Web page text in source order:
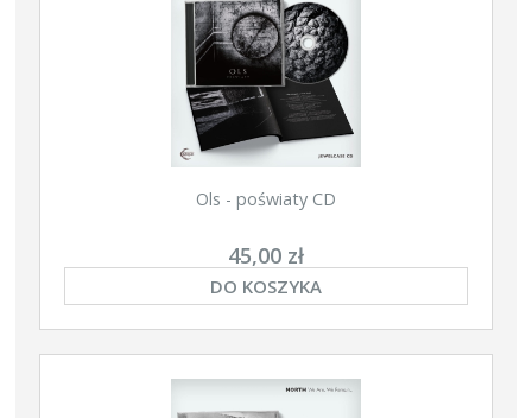
Ols - poświaty CD
45,00 zł
DO KOSZYKA